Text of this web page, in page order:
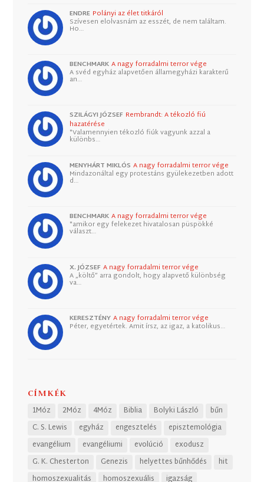
ENDRE Polányi az élet titkáról
Szívesen elolvasnám az esszét, de nem találtam.
Ho…
BENCHMARK A nagy forradalmi terror vége
A svéd egyház alapvetően államegyházi karakterű
an…
SZILÁGYI JÓZSEF Rembrandt: A tékozló fiú
hazatérése
"Valamennyien tékozló fiúk vagyunk azzal a
különbs…
MENYHÁRT MIKLÓS A nagy forradalmi terror vége
Mindazonáltal egy protestáns gyülekezetben adott
d…
BENCHMARK A nagy forradalmi terror vége
"amikor egy felekezet hivatalosan püspökké
választ…
X. JÓZSEF A nagy forradalmi terror vége
A „költő” arra gondolt, hogy alapvető különbség
va…
KERESZTÉNY A nagy forradalmi terror vége
Péter, egyetértek. Amit írsz, az igaz, a katolikus…
CÍMKÉK
1Móz 2Móz 4Móz Biblia Bolyki László
bűn
C. S. Lewis
egyház engesztelés
episztemológia
evangélium
evangéliumi evolúció
exodusz
G. K. Chesterton
Genezis helyettes bűnhődés
hit
homoszexualitás
homoszexuális igazság